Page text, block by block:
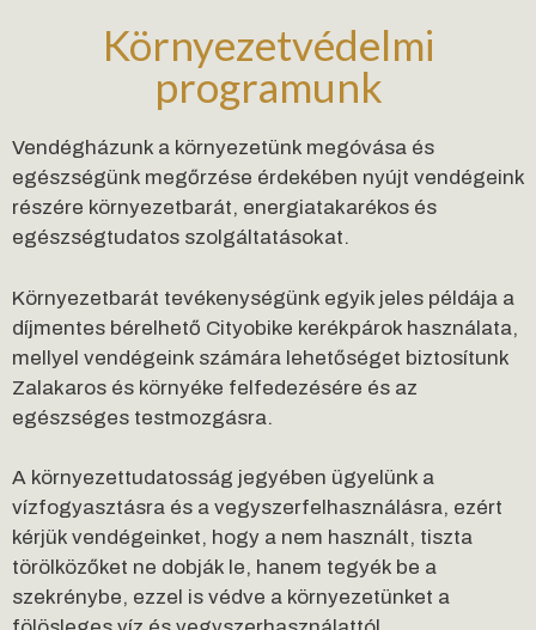
Környezetvédelmi
programunk
Vendégházunk a környezetünk megóvása és
egészségünk megőrzése érdekében nyújt vendégeink
részére környezetbarát, energiatakarékos és
egészségtudatos szolgáltatásokat.
Környezetbarát tevékenységünk egyik jeles példája a
díjmentes bérelhető Cityobike kerékpárok használata,
mellyel vendégeink számára lehetőséget biztosítunk
Zalakaros és környéke felfedezésére és az
egészséges testmozgásra.
A környezettudatosság jegyében ügyelünk a
vízfogyasztásra és a vegyszerfelhasználásra, ezért
kérjük vendégeinket, hogy a nem használt, tiszta
törölközőket ne dobják le, hanem tegyék be a
szekrénybe, ezzel is védve a környezetünket a